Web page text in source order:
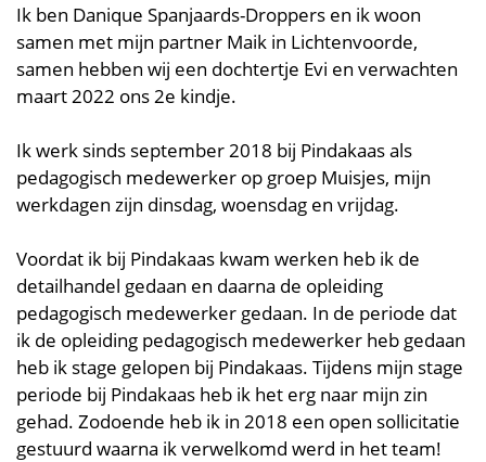
Ik ben Danique Spanjaards-Droppers en ik woon
samen met mijn partner Maik in Lichtenvoorde,
samen hebben wij een dochtertje Evi en verwachten
maart 2022 ons 2e kindje.
Ik werk sinds september 2018 bij Pindakaas als
pedagogisch medewerker op groep Muisjes, mijn
werkdagen zijn dinsdag, woensdag en vrijdag.
Voordat ik bij Pindakaas kwam werken heb ik de
detailhandel gedaan en daarna de opleiding
pedagogisch medewerker gedaan. In de periode dat
ik de opleiding pedagogisch medewerker heb gedaan
heb ik stage gelopen bij Pindakaas. Tijdens mijn stage
periode bij Pindakaas heb ik het erg naar mijn zin
gehad. Zodoende heb ik in 2018 een open sollicitatie
gestuurd waarna ik verwelkomd werd in het team!